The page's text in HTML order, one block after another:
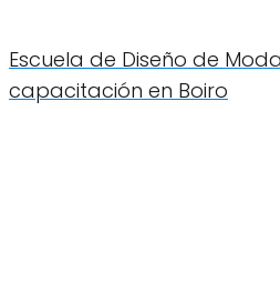
Escuela de Diseño de
capacitación en Boiro